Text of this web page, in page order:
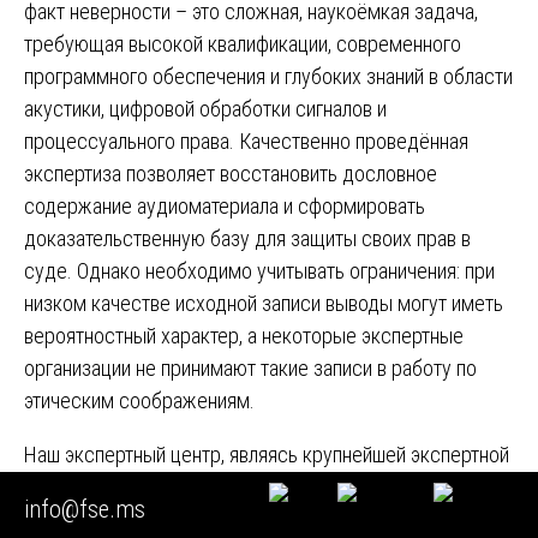
факт неверности – это сложная, наукоёмкая задача,
требующая высокой квалификации, современного
программного обеспечения и глубоких знаний в области
акустики, цифровой обработки сигналов и
процессуального права. Качественно проведённая
экспертиза позволяет восстановить дословное
содержание аудиоматериала и сформировать
доказательственную базу для защиты своих прав в
суде. Однако необходимо учитывать ограничения: при
низком качестве исходной записи выводы могут иметь
вероятностный характер, а некоторые экспертные
организации не принимают такие записи в работу по
этическим соображениям.
Наш экспертный центр, являясь крупнейшей экспертной
компанией России, предлагает услуги высочайшего
качества в области фоноскопической экспертизы. Мы
info@fse.ms